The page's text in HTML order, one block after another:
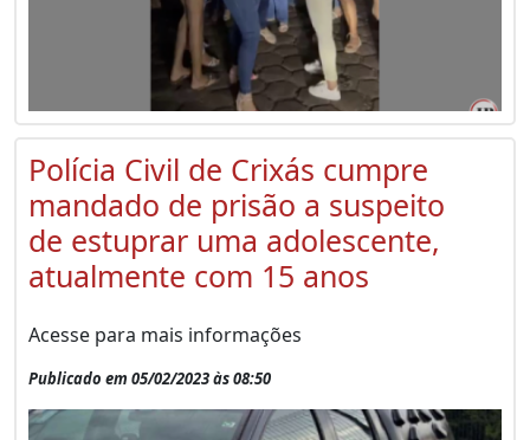
Polícia Civil de Crixás cumpre
mandado de prisão a suspeito
de estuprar uma adolescente,
atualmente com 15 anos
Acesse para mais informações
Publicado em 05/02/2023 às 08:50